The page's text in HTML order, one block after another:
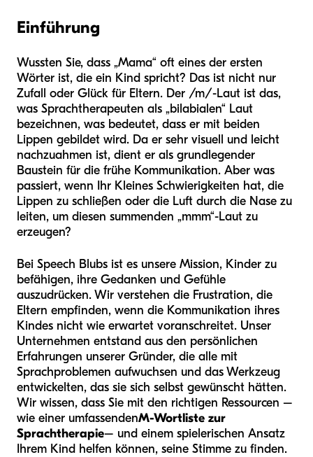
Einführung
Wussten Sie, dass „Mama“ oft eines der ersten
Wörter ist, die ein Kind spricht? Das ist nicht nur
Zufall oder Glück für Eltern. Der /m/-Laut ist das,
was Sprachtherapeuten als „bilabialen“ Laut
bezeichnen, was bedeutet, dass er mit beiden
Lippen gebildet wird. Da er sehr visuell und leicht
nachzuahmen ist, dient er als grundlegender
Baustein für die frühe Kommunikation. Aber was
passiert, wenn Ihr Kleines Schwierigkeiten hat, die
Lippen zu schließen oder die Luft durch die Nase zu
leiten, um diesen summenden „mmm“-Laut zu
erzeugen?
Bei Speech Blubs ist es unsere Mission, Kinder zu
befähigen, ihre Gedanken und Gefühle
auszudrücken. Wir verstehen die Frustration, die
Eltern empfinden, wenn die Kommunikation ihres
Kindes nicht wie erwartet voranschreitet. Unser
Unternehmen entstand aus den persönlichen
Erfahrungen unserer Gründer, die alle mit
Sprachproblemen aufwuchsen und das Werkzeug
entwickelten, das sie sich selbst gewünscht hätten.
Wir wissen, dass Sie mit den richtigen Ressourcen –
wie einer umfassendenM-Wortliste zur
Sprachtherapie– und einem spielerischen Ansatz
Ihrem Kind helfen können, seine Stimme zu finden.